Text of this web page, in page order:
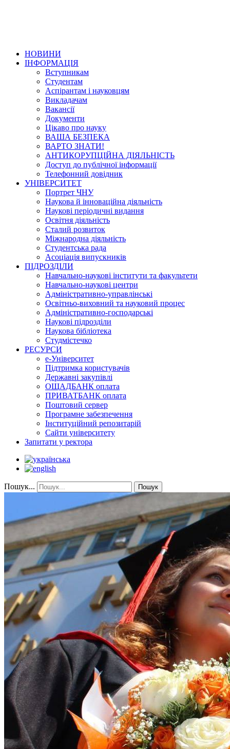
НОВИНИ
ІНФОРМАЦІЯ
Вступникам
Студентам
Аспірантам і науковцям
Викладачам
Вакансії
Документи
Цікаво про науку
ВАША БЕЗПЕКА
ВАРТО ЗНАТИ!
АНТИКОРУПЦІЙНА ДІЯЛЬНІСТЬ
Доступ до публічної інформації
Телефонний довідник
УНІВЕРСИТЕТ
Портрет ЧНУ
Наукова й інноваційна діяльність
Наукові періодичні видання
Освітня діяльність
Сталий розвиток
Міжнародна діяльність
Студентська рада
Асоціація випускників
ПІДРОЗДІЛИ
Навчально-наукові інститути та факультети
Навчально-наукові центри
Адміністративно-управлінські
Освітньо-виховний та науковий процес
Адміністративно-господарські
Наукові підрозділи
Наукова бібліотека
Студмістечко
РЕСУРСИ
е-Університет
Підтримка користувачів
Державні закупівлі
ОЩАДБАНК оплата
ПРИВАТБАНК оплата
Поштовий сервер
Програмне забезпечення
Інституційний репозитарій
Сайти університету
Запитати у ректора
Пошук... Пошук